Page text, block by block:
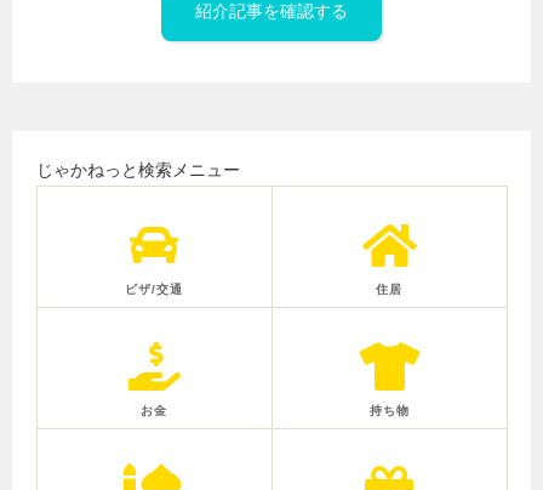
紹介記事を確認する
じゃかねっと検索メニュー
ビザ/交通 住居
お金 持ち物